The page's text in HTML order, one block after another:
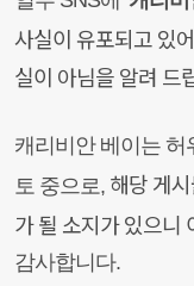
사실이 유포되고 있
실이 아님을 알려 드
캐리비안 베이는
토 중으로, 해당 게
가 될 소지가 있으니
감사합니다.